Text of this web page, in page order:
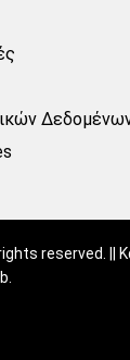
reserved. ||